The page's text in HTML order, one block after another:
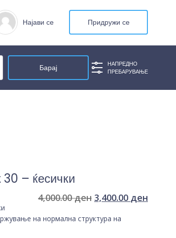
Најави се Придружи се
НАПРЕДНО
ПРЕБАРУВАЊЕ
30 – ќесички
4,000.00ден 3,400.00 ден
на нормална структура на